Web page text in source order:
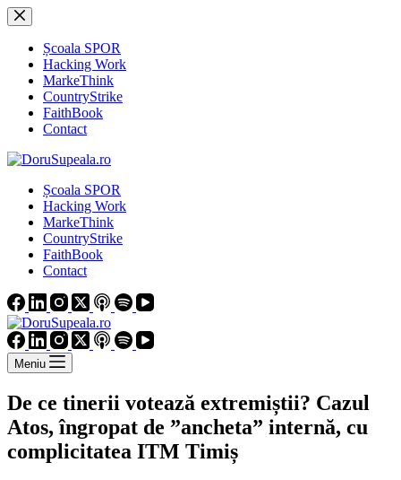
Sari
la
conținutȘcoala SPOR
Hacking Work
MarkeThink
CountryStrike
FaithBook
Contact
Școala SPOR
Hacking Work
MarkeThink
CountryStrike
FaithBook
Contact
Meniu
De ce tinerii votează extremiștii? Cazul
Atos, îngropat de ”ancheta” internă, cu
complicitatea ITM Timiș